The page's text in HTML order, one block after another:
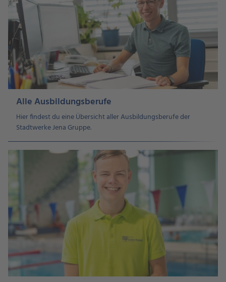
Alle Ausbildungsberufe
Hier findest du eine Übersicht aller Ausbildungsberufe der
Stadtwerke Jena Gruppe.